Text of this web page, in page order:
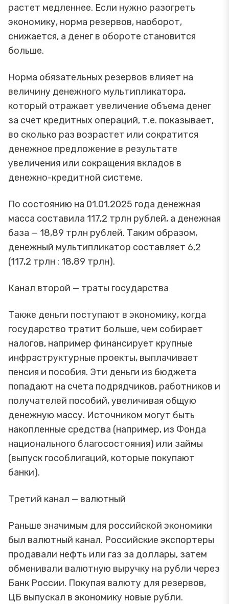
растет медленнее. Если нужно разогреть
экономику, норма резервов, наоборот,
снижается, а денег в обороте становится
больше.
Норма обязательных резервов влияет на
величину денежного мультипликатора,
который отражает увеличение объема денег
за счет кредитных операций, т.е. показывает,
во сколько раз возрастет или сократится
денежное предложение в результате
увеличения или сокращения вкладов в
денежно-кредитной системе.
По состоянию на 01.01.2025 года денежная
масса составила 117,2 трлн рублей, а денежная
база — 18,89 трлн рублей. Таким образом,
денежный мультипликатор составляет 6,2
(117,2 трлн : 18,89 трлн).
Канал второй — траты государства
Также деньги поступают в экономику, когда
государство тратит больше, чем собирает
налогов, например финансирует крупные
инфраструктурные проекты, выплачивает
пенсия и пособия. Эти деньги из бюджета
попадают на счета подрядчиков, работников и
получателей пособий, увеличивая общую
денежную массу. Источником могут быть
накопленные средства (например, из Фонда
национального благосостояния) или займы
(выпуск гособлигаций, которые покупают
банки).
Третий канал — валютный
Раньше значимым для российской экономики
был валютный канал. Российские экспортеры
продавали нефть или газ за доллары, затем
обменивали валютную выручку на рубли через
Банк России. Покупая валюту для резервов,
ЦБ выпускал в экономику новые рубли.